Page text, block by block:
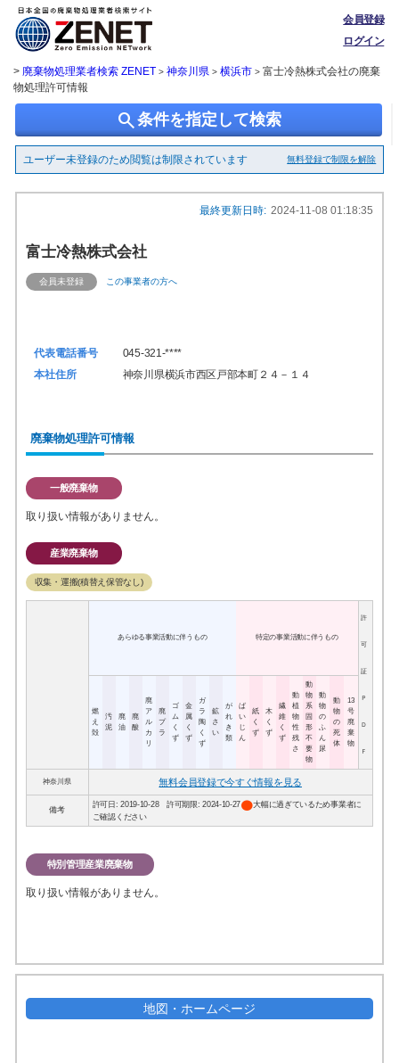
会員登録
ログイン
> 廃棄物処理業者検索 ZENET > 神奈川県 > 横浜市> 富士冷熱株式会社の廃棄
物処理許可情報
search条件を指定して検索
ユーザー未登録のため閲覧は制限されています 無料登録で制限を解除
最終更新日時: 2024-11-08 01:18:35
富士冷熱株式会社
会員未登録 この事業者の方へ
代表電話番号
045-321-****
本社住所
神奈川県横浜市西区戸部本町２４－１４
廃棄物処理許可情報
一般廃棄物
取り扱い情報がありません。
産業廃棄物
収集・運搬(積替え保管なし)
あらゆる事業活動に伴うもの 特定の事業活動に伴うもの
許
可
証
Ｐ
Ｄ
Ｆ
燃
え
殻
汚
泥
廃
油
廃
酸
廃
ア
ル
カ
リ
廃
プ
ラ
ゴ
ム
く
ず
金
属
く
ず
ガ
ラ
陶
く
ず
鉱
さ
い
が
れ
き
類
ば
い
じ
ん
紙
く
ず
木
く
ず
繊
維
く
ず
動
植
物
性
残
さ
動
物
系
固
形
不
要
物
動
物
の
ふ
ん
尿
動
物
の
死
体
13
号
廃
棄
物
神奈川県 無料会員登録で今すぐ情報を見る
備考
許可日: 2019-10-28 許可期限: 2024-10-27circle大幅に過ぎているため事業者に
ご確認ください
特別管理産業廃棄物
取り扱い情報がありません。
地図・ホームページ